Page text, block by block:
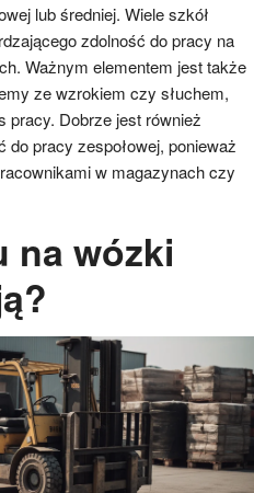
lub średniej. Wiele szkół
zdolność do pracy na
Ważnym elementem jest także
ze wzrokiem czy słuchem,
pracy. Dobrze jest również
pracy zespołowej, ponieważ
w magazynach czy
na wózki